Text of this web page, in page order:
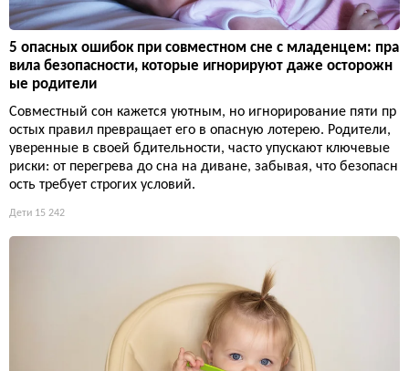
5 опасных ошибок при совместном сне с младенцем: пра
вила безопасности, которые игнорируют даже осторожн
ые родители
Совместный сон кажется уютным, но игнорирование пяти пр
остых правил превращает его в опасную лотерею. Родители,
уверенные в своей бдительности, часто упускают ключевые
риски: от перегрева до сна на диване, забывая, что безопасн
ость требует строгих условий.
Дети 15 242